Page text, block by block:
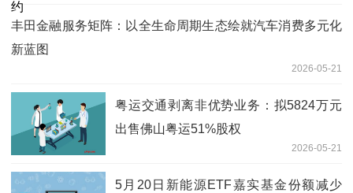
丰田金融服务矩阵：以全生命周期生态绘就汽车消费多元化
新蓝图
2026-05-21
粤运交通剥离非优势业务：拟5824万元
出售佛山粤运51%股权
2026-05-21
5月20日新能源ETF嘉实基金份额减少